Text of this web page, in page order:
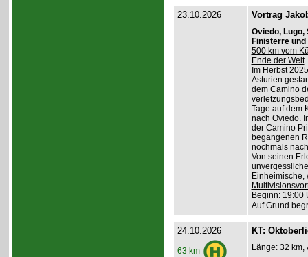
23.10.2026 Vortrag
Oviedo, Lugo,
Finisterre und
500 km vom
Ende der Welt
Im Herbst
Asturien
dem Camino
Tage auf dem
nach Oviedo.
der Camino
begangenen
nochmals
Von seinen
Einheimische,
Beginn:19:00
Auf Grund
24.10.2026
63 km
KT:
Länge: 32 km,